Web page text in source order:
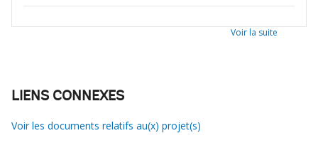
Voir la suite
LIENS CONNEXES
Voir les documents relatifs au(x) projet(s)